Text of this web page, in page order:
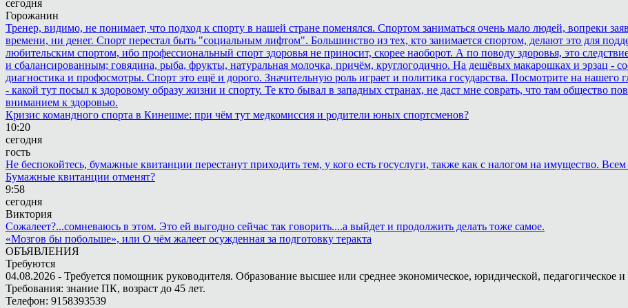
сегодня
Горожанин
Тренер, видимо, не понимает, что подход к спорту в нашей стране поменялся. Спортом заниматься очень мало людей, вопреки
времени, ни денег. Спорт перестал быть "социальным лифтом". Большинство из тех, кто занимается спортом, делают это для
любительским спортом, ибо профессиональный спорт здоровья не приносит, скорее наоборот. А по поводу здоровья, это
и сбалансированным; говядина, рыба, фрукты, натуральная молочка, причём, круглогодично. На дешёвых макарошках и эрзац -
диагностика и профосмотры. Спорт это ещё и дорого. Значительную роль играет и политика государства. Посмотрите на нашего
- какой тут посыл к здоровому образу жизни и спорту. Те кто бывал в западных странах, не даст мне соврать, что там общество
вниманием к здоровью.
Кризис командного спорта в Кинешме: при чём тут медкомиссия и родители юных спортсменов?
10:20
сегодня
гость
Не беспокойтесь, бумажные квитанции перестанут приходить тем, у кого есть госуслуги, также как с налогом на имущество.
Бумажные квитанции отменят?
9:58
сегодня
Виктория
Сожалеет?...сомневаюсь в этом. Это ей выгодно сейчас так говорить....а выйдет и продолжить делать тоже самое.
«Мозгов бы побольше», или О чём жалеет осужденная за подготовку теракта
ОБЪЯВЛЕНИЯ
Требуются
04.08.2026 - Требуется помощник руководителя. Образование высшее или среднее экономическое, юридической,
Требования: знание ПК, возраст до 45 лет.
Телефон: 9158393539